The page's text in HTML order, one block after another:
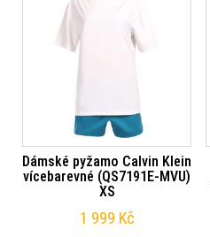
Dámské pyžamo Calvin Klein
vícebarevné (QS7191E-MVU)
XS
1 999 Kč